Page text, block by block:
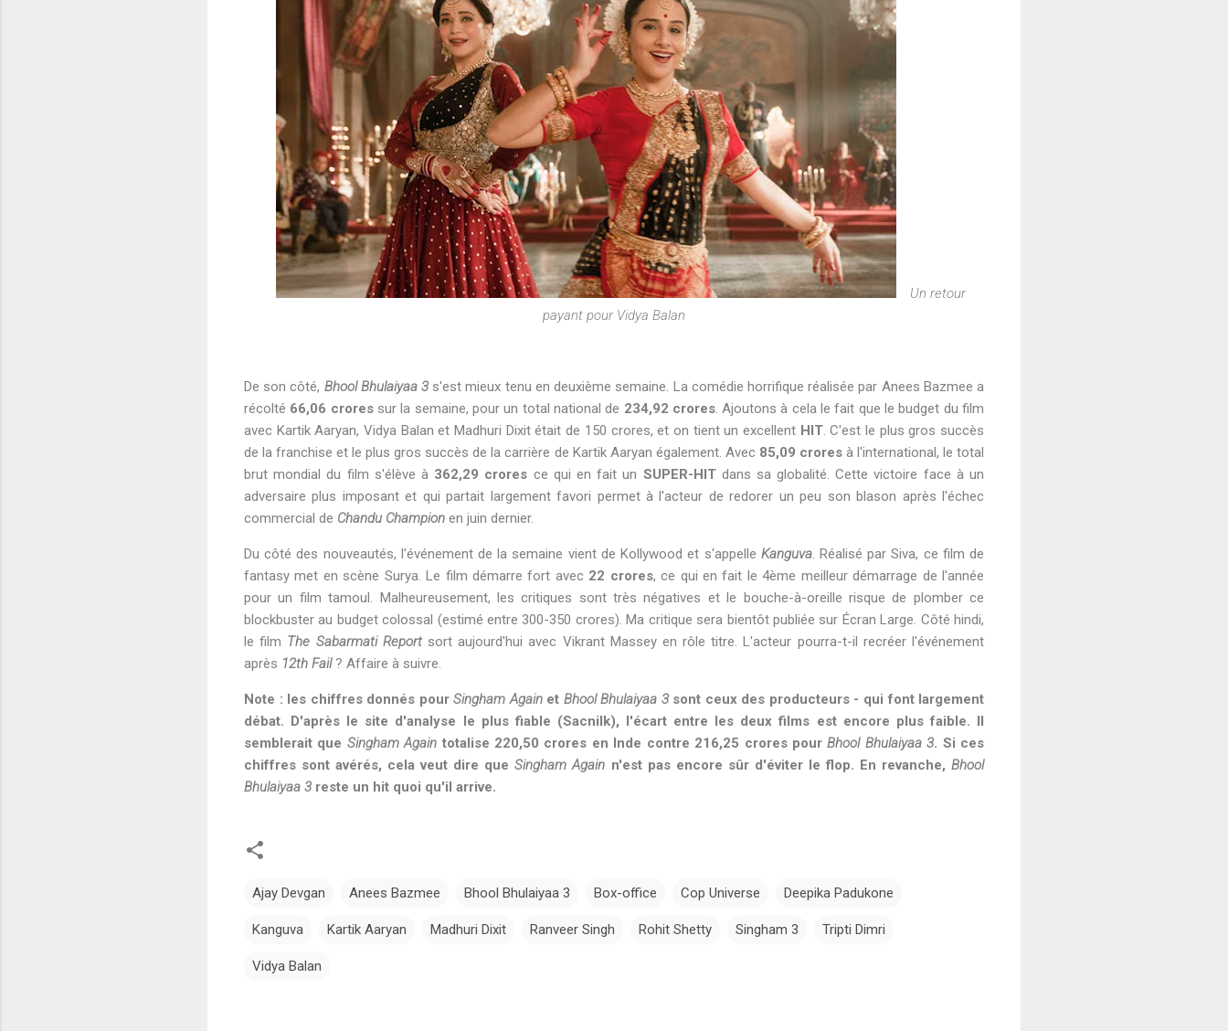
Un retour
payant pour Vidya Balan
De son côté, Bhool Bhulaiyaa 3 s'est mieux tenu en deuxième semaine. La comédie horrifique réalisée par Anees Bazmee a
récolté 66,06 croressur la semaine, pour un total national de 234,92 crores. Ajoutons à cela le fait que le budget du film
avec Kartik Aaryan, Vidya Balan et Madhuri Dixit était de 150 crores, et on tient un excellent HIT. C'est le plus gros succès
de la franchise et le plus gros succès de la carrière de Kartik Aaryan également. Avec 85,09 croresà l'international, le total
brut mondial du film s'élève à 362,29 crores ce qui en fait un SUPER-HITdans sa globalité. Cette victoire face à un
adversaire plus imposant et qui partait largement favori permet à l'acteur de redorer un peu son blason après l'échec
commercial de Chandu Champion en juin dernier.
Du côté des nouveautés, l'événement de la semaine vient de Kollywood et s'appelle Kanguva. Réalisé par Siva, ce film de
fantasy met en scène Surya. Le film démarre fort avec 22 crores, ce qui en fait le 4ème meilleur démarrage de l'année
pour un film tamoul. Malheureusement, les critiques sont très négatives et le bouche-à-oreille risque de plomber ce
blockbuster au budget colossal (estimé entre 300-350 crores). Ma critique sera bientôt publiée sur Écran Large. Côté hindi,
le film The Sabarmati Reportsort aujourd'hui avec Vikrant Massey en rôle titre. L'acteur pourra-t-il recréer l'événement
après 12th Fail? Affaire à suivre.
Note : les chiffres donnés pourSingham Againet Bhool Bhulaiyaa 3sont ceux des producteurs - qui font largement
débat. D'après le site d'analyse le plus fiable (Sacnilk), l'écart entre les deux films est encore plus faible. Il
semblerait que Singham Again totalise 220,50 crores en Inde contre 216,25 crores pourBhool Bhulaiyaa 3. Si ces
chiffres sont avérés, cela veut dire queSingham Again n'est pas encore sûr d'éviter le flop. En revanche,Bhool
Bhulaiyaa 3 reste un hit quoi qu'il arrive.
Ajay Devgan Anees Bazmee Bhool Bhulaiyaa 3 Box-office Cop Universe Deepika Padukone
Kanguva Kartik Aaryan Madhuri Dixit Ranveer Singh Rohit Shetty Singham 3 Tripti Dimri
Vidya Balan